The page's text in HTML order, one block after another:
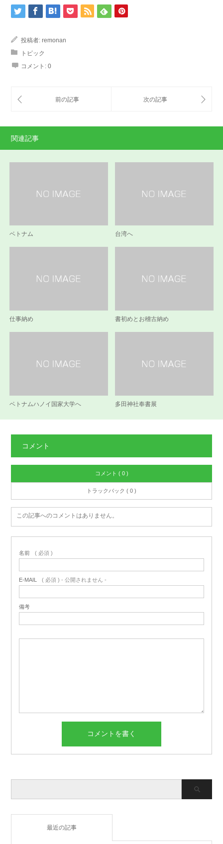
投稿者: remonan
トピック
コメント: 0
関連記事
ベトナム 台湾へ
仕事納め 書初めとお稽古納め
ベトナムハノイ国家大学へ 多田神社奉書展
コメント
コメント ( 0 )
トラックバック ( 0 )
この記事へのコメントはありません。
名前 ( 必須 )
E-MAIL ( 必須 ) - 公開されません -
備考
最近の記事